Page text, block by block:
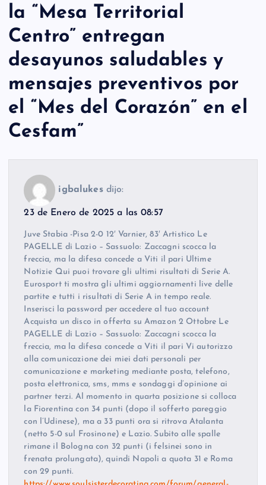
la “Mesa Territorial
Centro” entregan
desayunos saludables y
mensajes preventivos por
el “Mes del Corazón” en el
Cesfam”
igbalukes dijo:
23 de Enero de 2025 a las 08:57
Juve Stabia -Pisa 2-0 12′ Varnier, 83′ Artistico Le
PAGELLE di Lazio – Sassuolo: Zaccagni scocca la
freccia, ma la difesa concede a Viti il pari Ultime
Notizie Qui puoi trovare gli ultimi risultati di Serie A.
Eurosport ti mostra gli ultimi aggiornamenti live delle
partite e tutti i risultati di Serie A in tempo reale.
Inserisci la password per accedere al tuo account
Acquista un disco in offerta su Amazon 2 Ottobre Le
PAGELLE di Lazio – Sassuolo: Zaccagni scocca la
freccia, ma la difesa concede a Viti il pari Vi autorizzo
alla comunicazione dei miei dati personali per
comunicazione e marketing mediante posta, telefono,
posta elettronica, sms, mms e sondaggi d’opinione ai
partner terzi. Al momento in quarta posizione si colloca
la Fiorentina con 34 punti (dopo il sofferto pareggio
con l’Udinese), ma a 33 punti ora si ritrova Atalanta
(netto 5-0 sul Frosinone) e Lazio. Subito alle spalle
rimane il Bologna con 32 punti (i felsinei sono in
frenata prolungata), quindi Napoli a quota 31 e Roma
con 29 punti.